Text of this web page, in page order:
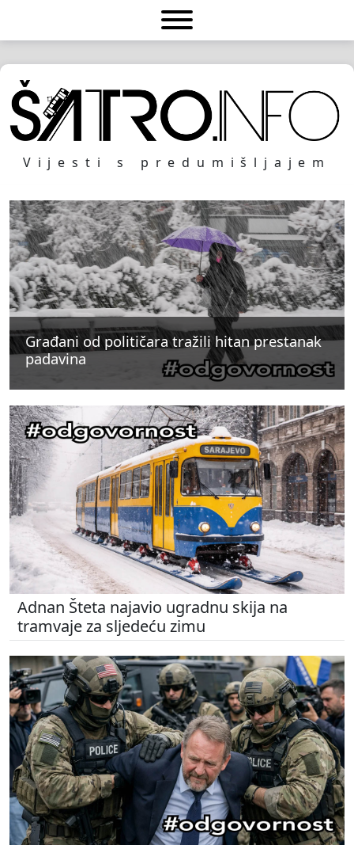
Vijesti s predumišljajem
Građani od političara tražili hitan prestanak
padavina
Građani od političara tražili hitan prestanak
padavina
Građani od političara tražili hitan prestanak
padavina
Adnan Šteta najavio ugradnu skija na
tramvaje za sljedeću zimu